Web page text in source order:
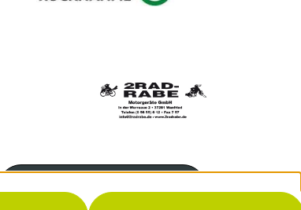
05655 612